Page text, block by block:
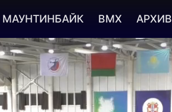
МАУНТИНБАЙК BMX АРХИВ